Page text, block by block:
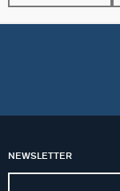
NEWSLETTER